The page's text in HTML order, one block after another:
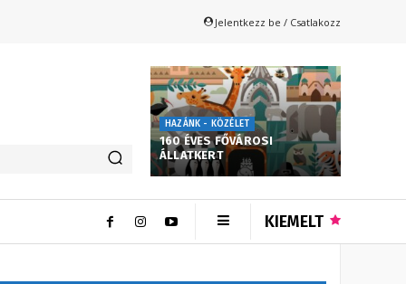
Jelentkezz be / Csatlakozz
HAZÁNK - KÖZÉLET
160 ÉVES FŐVÁROSI
ÁLLATKERT
KIEMELT